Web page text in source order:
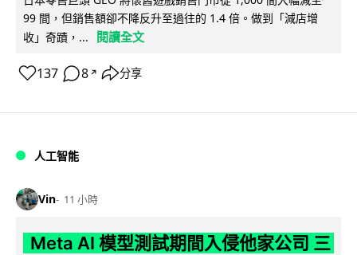
99 間，但銷售額卻不降反升至過往的 1.4 倍。做到「減店增
收」奇蹟，...
閱讀全文
137 8 ↗ 分享
人工智能
Vin 11 小時
Meta AI 模型測試期間入侵他家公司 三